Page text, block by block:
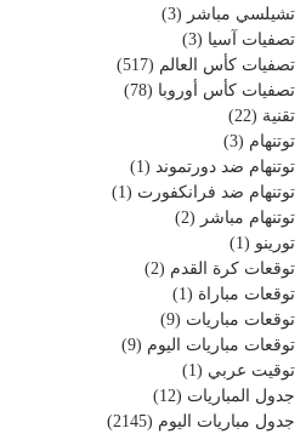
تشيلسي مباشر (3)
تصفيات آسيا (3)
تصفيات كأس العالم (517)
تصفيات كأس أوروبا (78)
تقنية (22)
توتنهام (3)
توتنهام ضد دورتموند (1)
توتنهام ضد فرانكفورت (1)
توتنهام مباشر (2)
تورينو (1)
توقعات كرة القدم (2)
توقعات مباراة (1)
توقعات مباريات (9)
توقعات مباريات اليوم (9)
توقيت عربي (1)
جدول المباريات (12)
جدول مباريات اليوم (2145)